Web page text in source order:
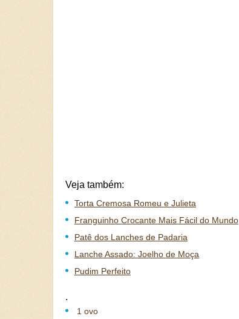
Veja também:
Torta Cremosa Romeu e Julieta
Franguinho Crocante Mais Fácil do Mundo
Patê dos Lanches de Padaria
Lanche Assado: Joelho de Moça
Pudim Perfeito
.
1 ovo